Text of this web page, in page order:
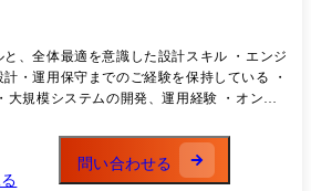
かし、変化に強いソリューションを提供す
スと捉える 誠実-お客様・社会・仲間に対し
く 協働-多様な専門性を尊重し、チームで
と組織の成長を追求し、学び続ける文化を
クライアントにより深く寄り添いながら、コ
サイクリックな連携によるシナジー創出を目
ドを持ち、より高い視座から課題を捉え、高
と、全体最適を意識した設計スキル ・エンジ
・運用保守までのご経験を保持している ・
大規模システムの開発、運用経験 ・オンプ
問い合わせる